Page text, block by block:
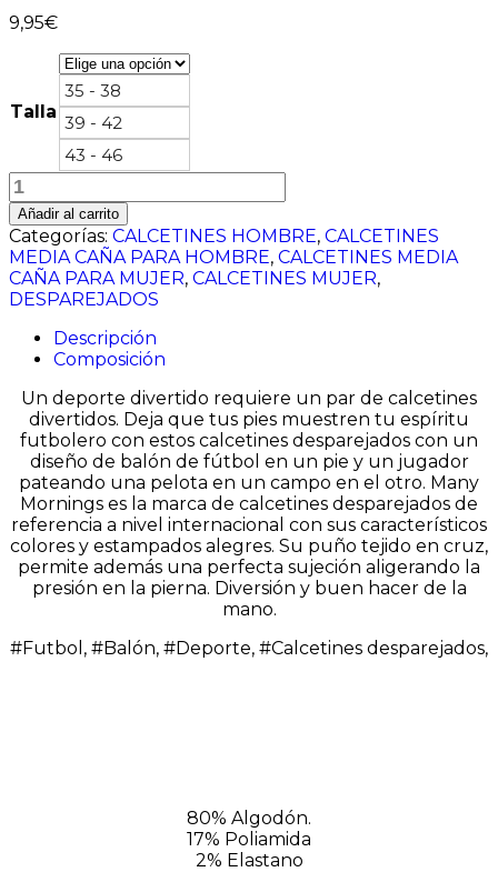
9,95€
Talla
35 - 38
39 - 42
43 - 46
FOOTBALL
FANS
cantidad
Añadir al carrito
Categorías: CALCETINES HOMBRE, CALCETINES
MEDIA CAÑA PARA HOMBRE, CALCETINES MEDIA
CAÑA PARA MUJER, CALCETINES MUJER,
DESPAREJADOS
Descripción
Composición
Un deporte divertido requiere un par de calcetines
divertidos. Deja que tus pies muestren tu espíritu
futbolero con estos calcetines desparejados con un
diseño de balón de fútbol en un pie y un jugador
pateando una pelota en un campo en el otro. Many
Mornings es la marca de calcetines desparejados de
referencia a nivel internacional con sus característicos
colores y estampados alegres. Su puño tejido en cruz,
permite además una perfecta sujeción aligerando la
presión en la pierna. Diversión y buen hacer de la
mano.
#Futbol, #Balón, #Deporte, #Calcetines desparejados,
80% Algodón.
17% Poliamida
2% Elastano